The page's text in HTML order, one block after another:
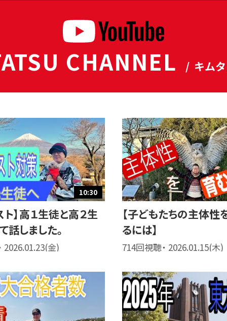
CHANNEL / キム
10:30
ト】高１生徒と高２生
話しました。
2026.01.23(金)
【子どもたちの主体性
るには】
714回視聴・ 2026.01.15(木)